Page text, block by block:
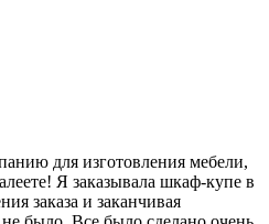
для изготовления мебели,
Я заказывала шкаф-купе в
заказа и заканчивая